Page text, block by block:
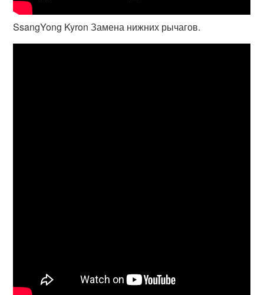
SsangYong Kyron Замена нижних рычагов.